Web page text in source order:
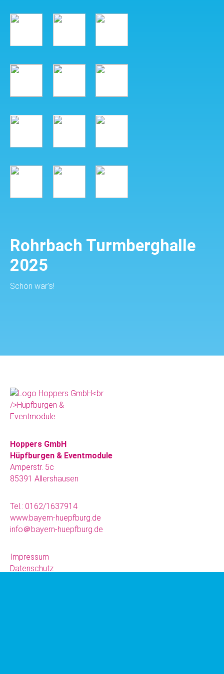
Rohrbach Turmberghalle
2025
Schön war's!
Hoppers GmbH
Hüpfburgen & Eventmodule
Amperstr. 5c
85391 Allershausen
Tel.: 0162/1637914
www.bayern-huepfburg.de
info＠bayern-huepfburg.de
Impressum
Datenschutz